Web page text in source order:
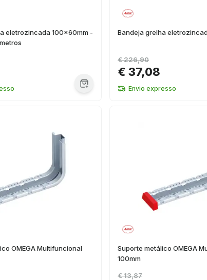
eletrozincada 100x60mm -
Bandeja grelha
€ 37,08
€ 226,90
Envio expresso
OMEGA Multifuncional
Suporte metálico OMEGA
100mm
€ 13,87